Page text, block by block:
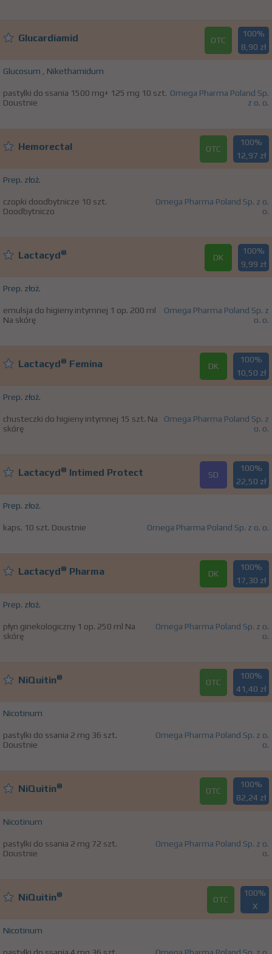
Glucardiamid OTC
100%
8,90 zł
Glucosum , Nikethamidum
pastylki do ssania 1500 mg+ 125 mg 10 szt.
Doustnie
Omega Pharma Poland Sp.
z o. o.
Hemorectal OTC
100%
12,97 zł
Prep. złoż.
czopki doodbytnicze 10 szt.
Doodbytniczo
Omega Pharma Poland Sp. z o.
o.
Lactacyd® DK
100%
9,99 zł
Prep. złoż.
emulsja do higieny intymnej 1 op. 200 ml
Na skórę
Omega Pharma Poland Sp. z
o. o.
Lactacyd® Femina DK
100%
10,50 zł
Prep. złoż.
chusteczki do higieny intymnej 15 szt. Na
skórę
Omega Pharma Poland Sp. z
o. o.
Lactacyd® Intimed Protect SD
100%
22,50 zł
Prep. złoż.
kaps. 10 szt. Doustnie Omega Pharma Poland Sp. z o. o.
Lactacyd® Pharma DK
100%
17,30 zł
Prep. złoż.
płyn ginekologiczny 1 op. 250 ml Na
skórę
Omega Pharma Poland Sp. z o.
o.
NiQuitin® OTC
100%
41,40 zł
Nicotinum
pastylki do ssania 2 mg 36 szt.
Doustnie
Omega Pharma Poland Sp. z o.
o.
NiQuitin® OTC
100%
82,24 zł
Nicotinum
pastylki do ssania 2 mg 72 szt.
Doustnie
Omega Pharma Poland Sp. z o.
o.
NiQuitin® OTC
100%
X
Nicotinum